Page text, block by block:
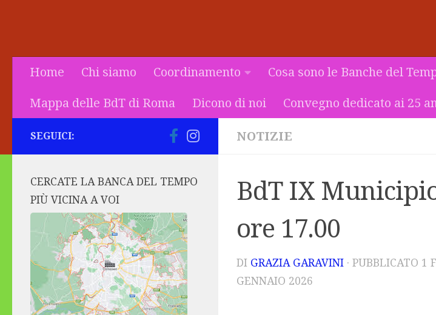
Home Chi siamo Coordinamento Cosa sono le Banche del
Mappa delle BdT di Roma Dicono di noi Convegno dedicato ai 25
NOTIZIE
BdT IX
ore 17.00
DI GRAZIA GARAVINI · PUBBLICATO 1
GENNAIO 2026
SEGUICI:
CERCATE LA BANCA DEL TEMPO
PIÙ VICINA A VOI